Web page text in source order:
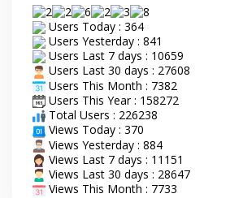
Kabupaten Bungo Senin 8
September 2025. Acara
pembukaan STQ ke-53
yang di gelar di kecamatan
Tanah Sepenggal ini,
diawali dengan grand
opening STQ, dilanjutkan
dengan pelantikan dan
pengambilan sumpah
sekaligus pemasangan
toga kepada Dewan Hakim
STQ oleh Bupati Bungo.
Serangkaian kegiatan
Users Today : 364
Users Yesterday : 841
Users Last 7 days : 10659
Users Last 30 days : 27608
Users This Month : 7382
Users This Year : 158272
Total Users : 226238
Views Today : 370
Views Yesterday : 884
Views Last 7 days : 11151
Views Last 30 days : 28647
Views This Month : 7733